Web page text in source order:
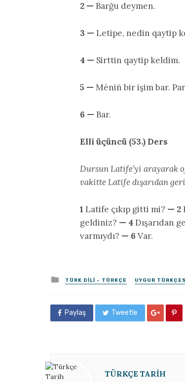
2 — Barğu deymen.
3 — Letipe, nedin qaytip
4 — Sirttin qaytip keldim.
5 — Méniñ bir işim bar.
6 — Bar.
Elli üçüncü (53.) Ders
Dursun Latife’yi arayarak
vakitte Latife dışarıdan
1 Latife çıkıp gitti mi? — 2
geldiniz? — 4 Dışarıdan
varmıydı? — 6 Var.
Posted
in
TÜRK DILI - TÜRKÇE UYGUR
Paylaş Tweetle
TÜRKÇE TARIH